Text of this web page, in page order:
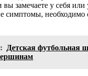
замечаете у себя или
симптомы, необходимо
Детская футбольная